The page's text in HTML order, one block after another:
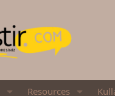
Resources